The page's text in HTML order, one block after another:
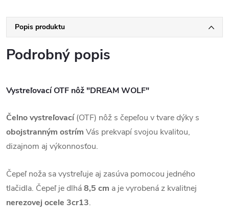
Popis produktu
Podrobný popis
Vystreľovací OTF nôž "DREAM WOLF"
Čelno vystreľovací(OTF) nôž s čepeľou v tvare dýky s
obojstranným ostrím Vás prekvapí svojou kvalitou,
dizajnom aj výkonnosťou.
Čepeľ noža sa vystreľuje aj zasúva pomocou jedného
tlačidla. Čepeľ je dlhá8,5 cm a je vyrobená z kvalitnej
nerezovej ocele 3cr13.